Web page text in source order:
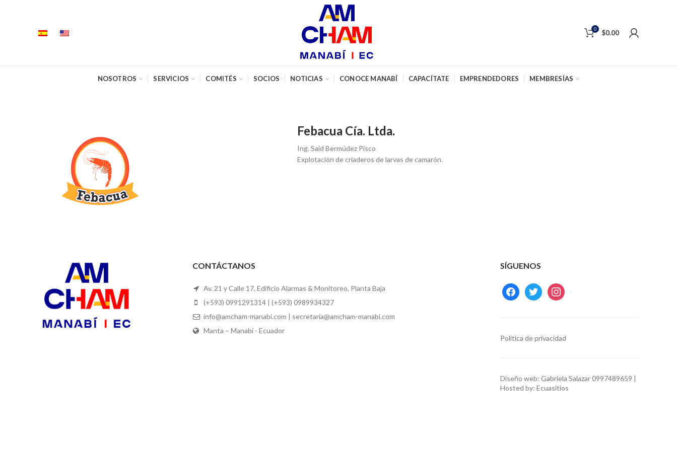
0 $0.00
NOSOTROS SERVICIOS COMITÉS SOCIOS NOTICIAS CONOCE MANABÍ CAPACÍTATE EMPRENDEDORES MEMBRESÍAS
Febacua Cía. Ltda.
Ing. Said Bermúdez Pisco
Explotación de criaderos de larvas de camarón.
CONTÁCTANOS
Av. 21 y Calle 17, Edificio Alarmas & Monitoreo, Planta Baja
(+593) 0991291314 | (+593) 0989934327
info@amcham-manabi.com | secretaria@amcham-manabi.com
Manta – Manabí - Ecuador
SÍGUENOS
facebooktwitter instagram
Política de privacidad
Diseño web: Gabriela Salazar0997489659 |
Hosted by: Ecuasitios